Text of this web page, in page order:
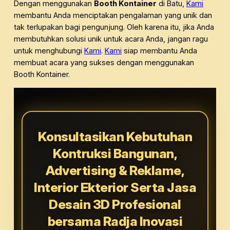
Dengan menggunakan Booth Kontainer di Batu, Kami
membantu Anda menciptakan pengalaman yang unik dan
tak terlupakan bagi pengunjung. Oleh karena itu, jika Anda
membutuhkan solusi unik untuk acara Anda, jangan ragu
untuk menghubungi Kami. Kami siap membantu Anda
membuat acara yang sukses dengan menggunakan
Booth Kontainer.
Konsultasikan Kebutuhan
Kontruksi Bangunan,
Advertising & Reklame,
Interior Ekterior Serta Jasa
Desain 3D Profesional
bersama Radja Inovasi